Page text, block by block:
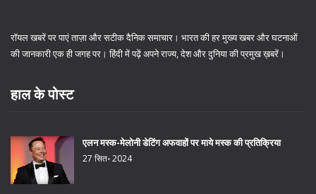
रॉयल खबरें पर पाएं ताज़ा और सटीक दैनिक समाचार। भारत की हर मुख्य खबर और घटनाओं
की जानकारी एक ही जगह पर। हिंदी में पढ़ें अपने राज्य, देश और दुनिया की प्रमुख ख़बरें।
हाल के पोस्ट
एलन मस्क-मेलोनी डेटिंग अफवाहों पर माये मस्क की प्रतिक्रिया
27 सित॰ 2024